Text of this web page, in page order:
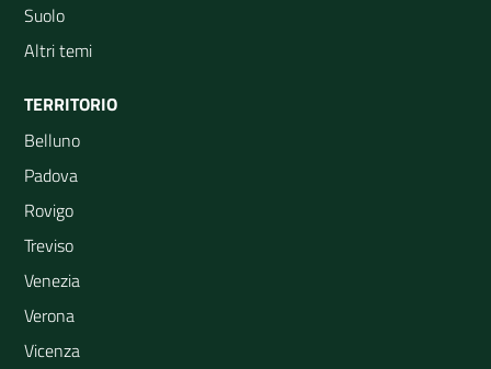
Suolo
Altri temi
TERRITORIO
Belluno
Padova
Rovigo
Treviso
Venezia
Verona
Vicenza